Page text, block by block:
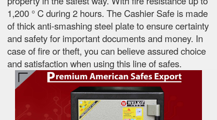
1,200 ° C during 2 hours. The Cashier Safe is made
of thick anti-smashing steel plate to ensure certainty
and safety for important documents and money. In
case of fire or theft, you can believe assured choice
and satisfaction when using this line of safes.